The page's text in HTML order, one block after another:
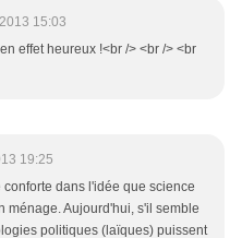
15:03
effet heureux !<br /> <br /> <br
19:25
dans l'idée que science
ménage. Aujourd'hui, s'il semble
politiques (laïques) puissent